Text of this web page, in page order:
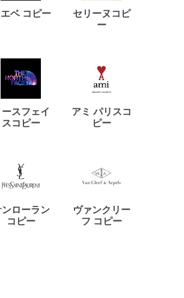
エベ コピー
セリーヌコピ
ー
ースフェイ
スコピー
アミ パリスコ
ピー
ローラン
コピー
ヴァンクリー
フ コピー